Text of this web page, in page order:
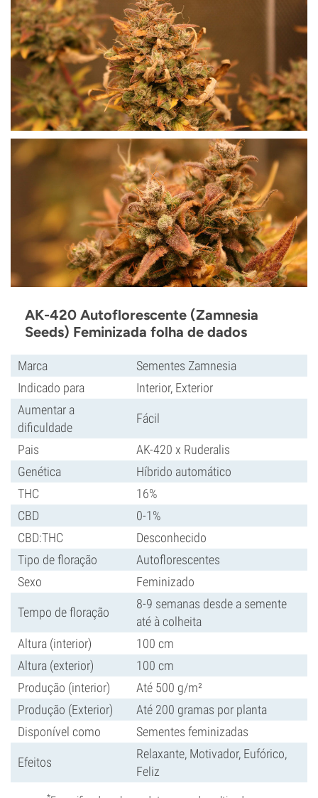
AK-420 Autoflorescente (Zamnesia
Seeds) Feminizada folha de dados
Marca
Sementes Zamnesia
Indicado para
Interior, Exterior
Aumentar a
dificuldade
Fácil
Pais
AK-420 x Ruderalis
Genética
Híbrido automático
THC
16%
CBD
0-1%
CBD:THC
Desconhecido
Tipo de floração
Autoflorescentes
Sexo
Feminizado
Tempo de floração
8-9 semanas desde a semente
até à colheita
Altura (interior)
100 cm
Altura (exterior)
100 cm
Produção (interior)
Até 500 g/m²
Produção (Exterior)
Até 200 gramas por planta
Disponível como
Sementes feminizadas
Efeitos
Relaxante, Motivador, Eufórico,
Feliz